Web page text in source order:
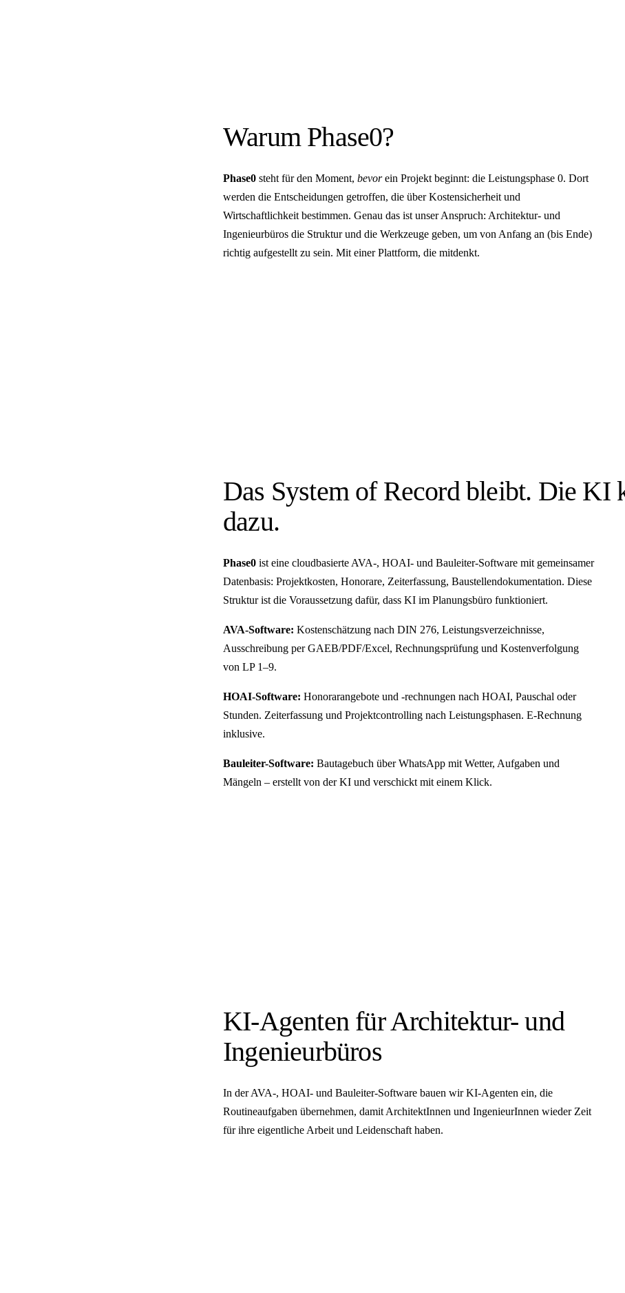
Warum Phase0?
Phase0 steht für den Moment, bevorein Projekt beginnt: die Leistungsphase 0. Dort
werden die Entscheidungen getroffen, die über Kostensicherheit und
Wirtschaftlichkeit bestimmen. Genau das ist unser Anspruch: Architektur- und
Ingenieurbüros die Struktur und die Werkzeuge geben, um von Anfang an (bis Ende)
richtig aufgestellt zu sein. Mit einer Plattform, die mitdenkt.
Das System of Record bleibt. Die KI
dazu.
Phase0 ist eine cloudbasierte AVA-, HOAI- und Bauleiter-Software mit gemeinsamer
Datenbasis: Projektkosten, Honorare, Zeiterfassung, Baustellendokumentation. Diese
Struktur ist die Voraussetzung dafür, dass KI im Planungsbüro funktioniert.
AVA-Software: Kostenschätzung nach DIN 276, Leistungsverzeichnisse,
Ausschreibung per GAEB/PDF/Excel, Rechnungsprüfung und Kostenverfolgung
von LP 1–9.
HOAI-Software: Honorarangebote und -rechnungen nach HOAI, Pauschal oder
Stunden. Zeiterfassung und Projektcontrolling nach Leistungsphasen. E-Rechnung
inklusive.
Bauleiter-Software: Bautagebuch über WhatsApp mit Wetter, Aufgaben und
Mängeln – erstellt von der KI und verschickt mit einem Klick.
KI-Agenten für Architektur- und
Ingenieurbüros
In der AVA-, HOAI- und Bauleiter-Software bauen wir KI-Agenten ein, die
Routineaufgaben übernehmen, damit ArchitektInnen und IngenieurInnen wieder Zeit
für ihre eigentliche Arbeit und Leidenschaft haben.